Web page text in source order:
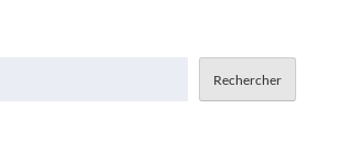
Rechercher